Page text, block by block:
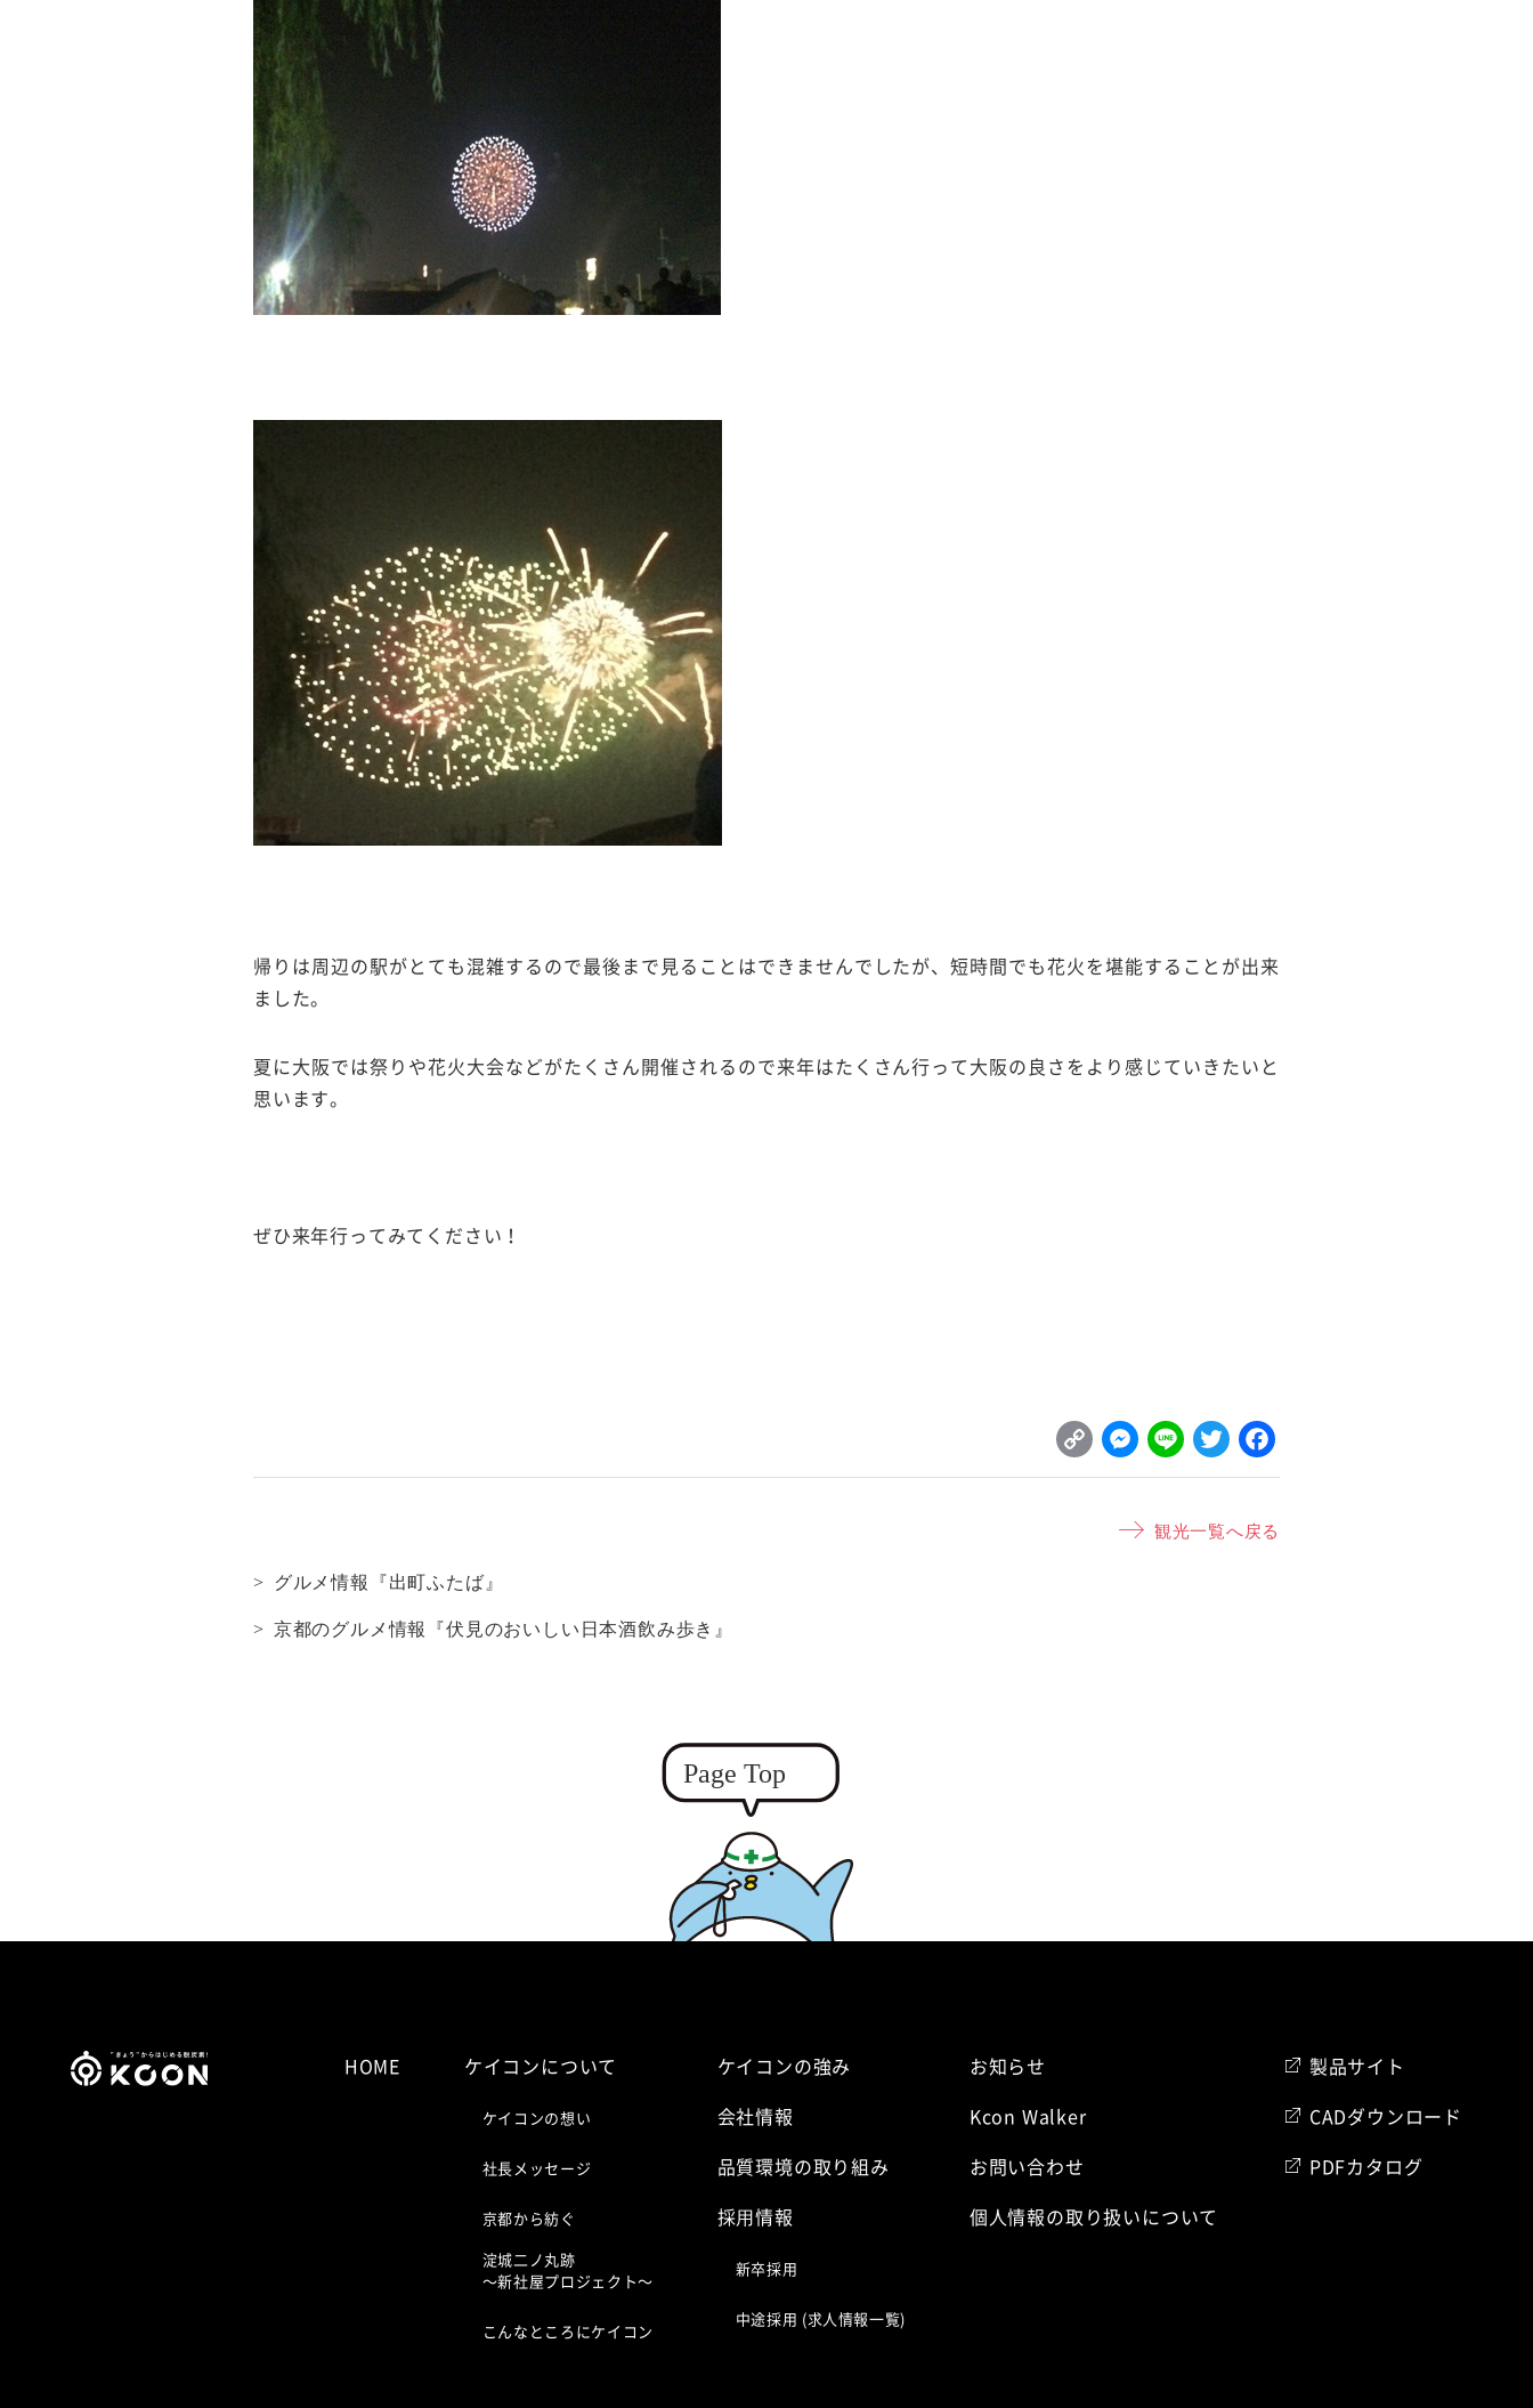
帰りは周辺の駅がとても混雑するので最後まで見ることはできませんでしたが、短時間でも花火を堪能することが出来
ました。
夏に大阪では祭りや花火大会などがたくさん開催されるので来年はたくさん行って大阪の良さをより感じていきたいと
思います。
ぜひ来年行ってみてください！
C
o
y
M
e
s
L
i
e
T
w
t
観光一覧へ戻る
グルメ情報『出町ふたば』
京都のグルメ情報『伏見のおいしい日本酒飲み歩き』
HOME ケイコンについて
ケイコンの想い
社長メッセージ
京都から紡ぐ
淀城二ノ丸跡
〜新社屋プロジェクト〜
こんなところにケイコン
ケイコンの強み
会社情報
品質環境の取り組み
採⽤情報
新卒採用
中途採用 (求人情報一覧)
お知らせ
Kcon Walker
お問い合わせ
個人情報の取り扱いについて
製品サイト
CADダウンロード
PDFカタログ